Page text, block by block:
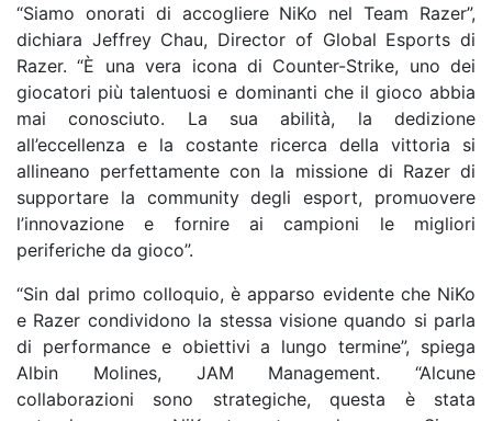
“Siamo onorati di accogliere NiKo nel Team Razer”,
dichiara Jeffrey Chau, Director of Global Esports di
Razer. “È una vera icona di Counter-Strike, uno dei
giocatori più talentuosi e dominanti che il gioco abbia
mai conosciuto. La sua abilità, la dedizione
all’eccellenza e la costante ricerca della vittoria si
allineano perfettamente con la missione di Razer di
supportare la community degli esport, promuovere
l’innovazione e fornire ai campioni le migliori
periferiche da gioco”.
“Sin dal primo colloquio, è apparso evidente che NiKo
e Razer condividono la stessa visione quando si parla
di performance e obiettivi a lungo termine”, spiega
Albin Molines, JAM Management. “Alcune
collaborazioni sono strategiche, questa è stata